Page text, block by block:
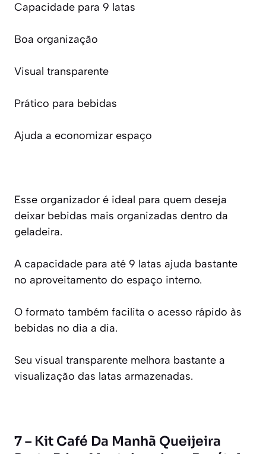
Capacidade para 9 latas
Boa organização
Visual transparente
Prático para bebidas
Ajuda a economizar espaço
Esse organizador é ideal para quem deseja
deixar bebidas mais organizadas dentro da
geladeira.
A capacidade para até 9 latas ajuda bastante
no aproveitamento do espaço interno.
O formato também facilita o acesso rápido às
bebidas no dia a dia.
Seu visual transparente melhora bastante a
visualização das latas armazenadas.
7 – Kit Café Da Manhã Queijeira